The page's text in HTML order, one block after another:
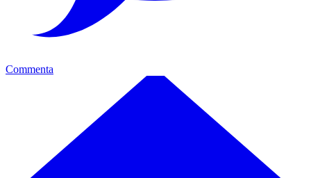
Commenta